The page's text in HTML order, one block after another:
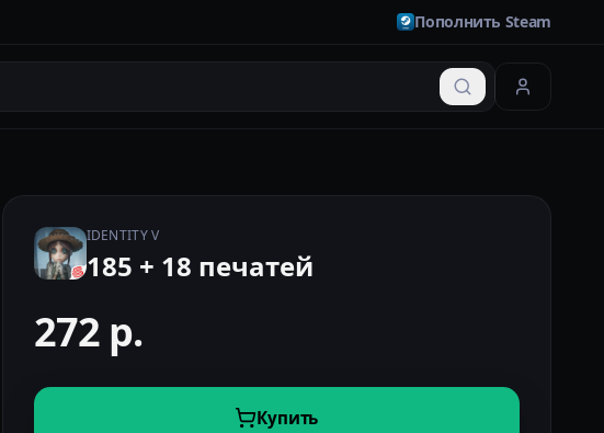
Пополнить Steam
IDENTITY V
185 + 18 печатей
272 р.
Купить